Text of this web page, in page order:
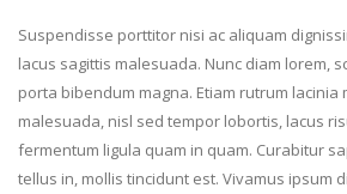
Suspendisse porttitor nisi ac aliquam
lacus sagittis malesuada. Nunc diam lorem,
porta bibendum magna. Etiam rutrum lacinia
malesuada, nisl sed tempor lobortis, lacus
fermentum ligula quam in quam. Curabitur
tellus in, mollis tincidunt est. Vivamus ipsum